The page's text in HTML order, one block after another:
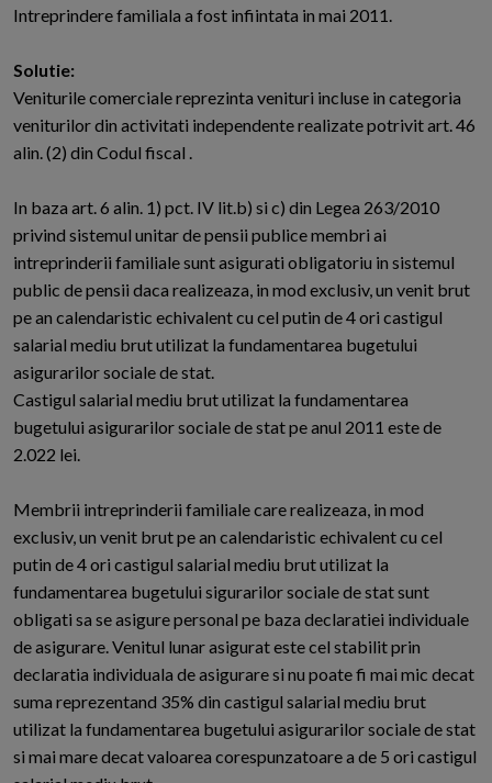
Intreprindere familiala a fost infiintata in mai 2011.
Solutie:
Veniturile comerciale reprezinta venituri incluse in categoria
veniturilor din activitati independente realizate potrivit art. 46
alin. (2) din Codul fiscal .
In baza art. 6 alin. 1) pct. IV lit.b) si c) din Legea 263/2010
privind sistemul unitar de pensii publice membri ai
intreprinderii familiale sunt asigurati obligatoriu in sistemul
public de pensii daca realizeaza, in mod exclusiv, un venit brut
pe an calendaristic echivalent cu cel putin de 4 ori castigul
salarial mediu brut utilizat la fundamentarea bugetului
asigurarilor sociale de stat.
Castigul salarial mediu brut utilizat la fundamentarea
bugetului asigurarilor sociale de stat pe anul 2011 este de
2.022 lei.
Membrii intreprinderii familiale care realizeaza, in mod
exclusiv, un venit brut pe an calendaristic echivalent cu cel
putin de 4 ori castigul salarial mediu brut utilizat la
fundamentarea bugetului sigurarilor sociale de stat sunt
obligati sa se asigure personal pe baza declaratiei individuale
de asigurare. Venitul lunar asigurat este cel stabilit prin
declaratia individuala de asigurare si nu poate fi mai mic decat
suma reprezentand 35% din castigul salarial mediu brut
utilizat la fundamentarea bugetului asigurarilor sociale de stat
si mai mare decat valoarea corespunzatoare a de 5 ori castigul